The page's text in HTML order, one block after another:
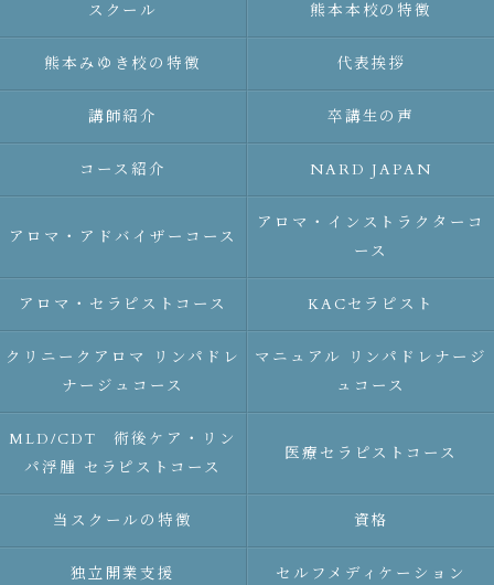
スクール 熊本本校の特徴
熊本みゆき校の特徴 代表挨拶
講師紹介 卒講生の声
コース紹介 NARD JAPAN
アロマ・アドバイザーコース
アロマ・インストラクターコ
ース
アロマ・セラピストコース KACセラピスト
クリニークアロマ リンパドレ
ナージュコース
マニュアル リンパドレナージ
ュコース
MLD/CDT 術後ケア・リン
パ浮腫 セラピストコース
医療セラピストコース
当スクールの特徴 資格
独立開業支援 セルフメディケーション